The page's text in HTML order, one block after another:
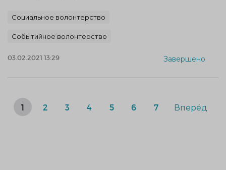
Социальное волонтерство
Событийное волонтерство
03.02.2021 13:29 Завершено
1 2 3 4 5 6 7 Вперёд